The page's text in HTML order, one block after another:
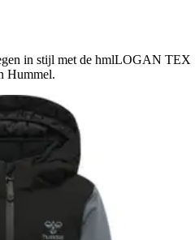
in stijl met de hmlLOGAN TEX
Hummel.